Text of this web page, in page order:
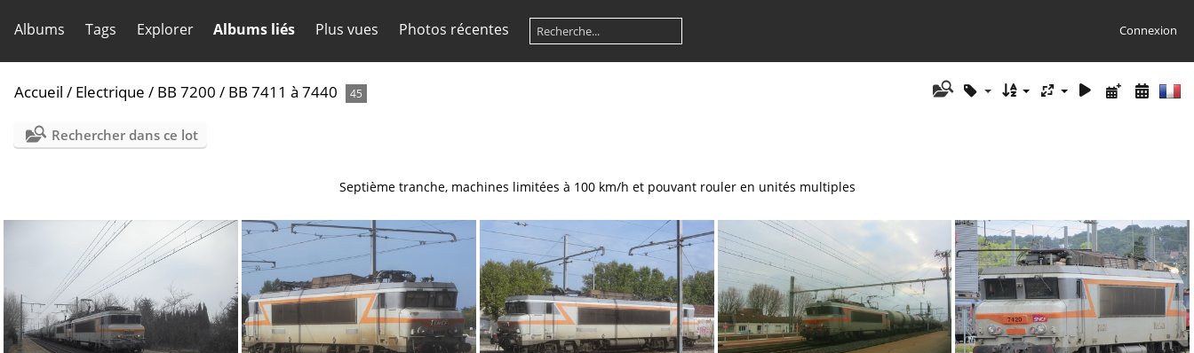
Albums Tags Explorer Albums liés Plus vues Photos récentes Connexion
Accueil / Electrique / BB 7200 / BB 7411 à 7440 45
Rechercher dans ce lot
Septième tranche, machines limitées à 100 km/h et pouvant rouler en unités multiples